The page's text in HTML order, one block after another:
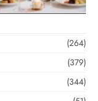
(264)
(379)
(344)